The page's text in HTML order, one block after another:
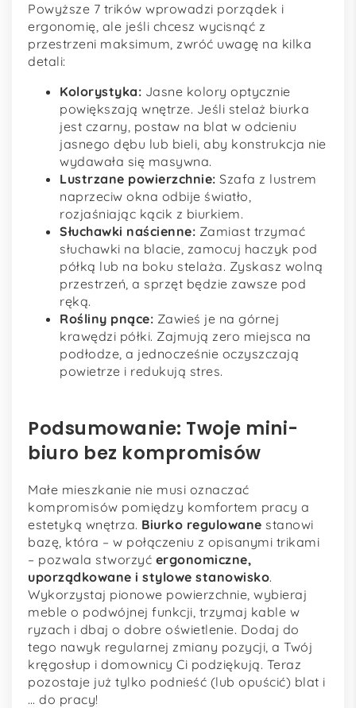
Powyższe 7 trików wprowadzi porządek i
ergonomię, ale jeśli chcesz wycisnąć z
przestrzeni maksimum, zwróć uwagę na kilka
detali:
Kolorystyka: Jasne kolory optycznie
powiększają wnętrze. Jeśli stelaż biurka
jest czarny, postaw na blat w odcieniu
jasnego dębu lub bieli, aby konstrukcja nie
wydawała się masywna.
Lustrzane powierzchnie: Szafa z lustrem
naprzeciw okna odbije światło,
rozjaśniając kącik z biurkiem.
Słuchawki naścienne: Zamiast trzymać
słuchawki na blacie, zamocuj haczyk pod
półką lub na boku stelaża. Zyskasz wolną
przestrzeń, a sprzęt będzie zawsze pod
ręką.
Rośliny pnące: Zawieś je na górnej
krawędzi półki. Zajmują zero miejsca na
podłodze, a jednocześnie oczyszczają
powietrze i redukują stres.
Podsumowanie: Twoje mini-
biuro bez kompromisów
Małe mieszkanie nie musi oznaczać
kompromisów pomiędzy komfortem pracy a
estetyką wnętrza. Biurko regulowane stanowi
bazę, która – w połączeniu z opisanymi trikami
– pozwala stworzyć ergonomiczne,
uporządkowane i stylowe stanowisko.
Wykorzystaj pionowe powierzchnie, wybieraj
meble o podwójnej funkcji, trzymaj kable w
ryzach i dbaj o dobre oświetlenie. Dodaj do
tego nawyk regularnej zmiany pozycji, a Twój
kręgosłup i domownicy Ci podziękują. Teraz
pozostaje już tylko podnieść (lub opuścić) blat i
… do pracy!